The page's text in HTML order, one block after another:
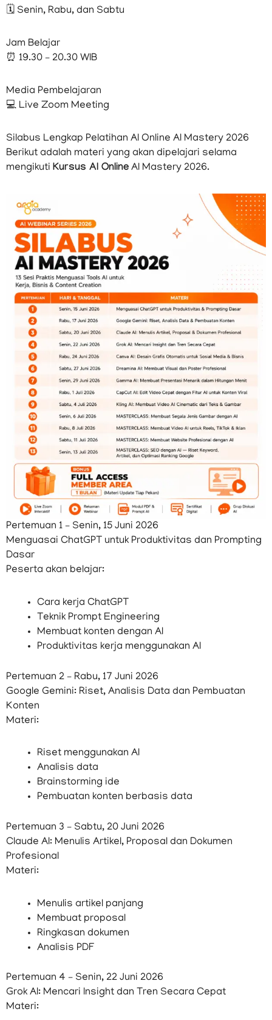
🗓 Senin, Rabu, dan Sabtu
Jam Belajar
⏰ 19.30 – 20.30 WIB
Media Pembelajaran
💻 Live Zoom Meeting
Silabus Lengkap Pelatihan AI Online AI Mastery 2026
Berikut adalah materi yang akan dipelajari selama
mengikuti Kursus AI Online AI Mastery 2026.
Pertemuan 1 – Senin, 15 Juni 2026
Menguasai ChatGPT untuk Produktivitas dan Prompting
Dasar
Peserta akan belajar:
Cara kerja ChatGPT
Teknik Prompt Engineering
Membuat konten dengan AI
Produktivitas kerja menggunakan AI
Pertemuan 2 – Rabu, 17 Juni 2026
Google Gemini: Riset, Analisis Data dan Pembuatan
Konten
Materi:
Riset menggunakan AI
Analisis data
Brainstorming ide
Pembuatan konten berbasis data
Pertemuan 3 – Sabtu, 20 Juni 2026
Claude AI: Menulis Artikel, Proposal dan Dokumen
Profesional
Materi:
Menulis artikel panjang
Membuat proposal
Ringkasan dokumen
Analisis PDF
Pertemuan 4 – Senin, 22 Juni 2026
Grok AI: Mencari Insight dan Tren Secara Cepat
Materi: